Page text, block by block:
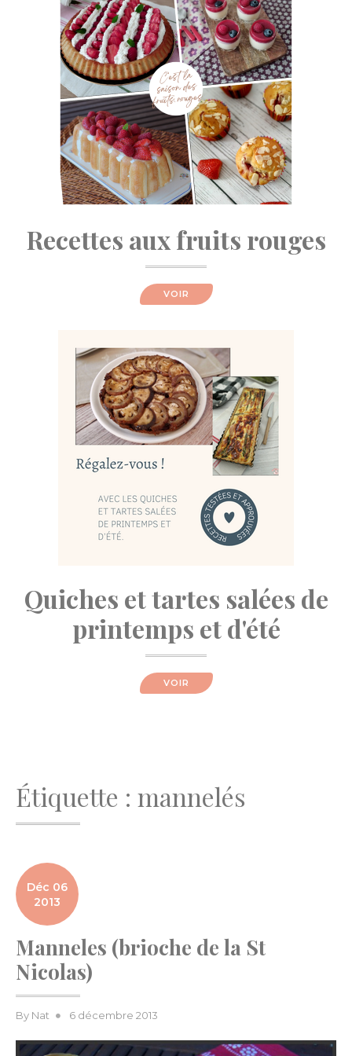
Recettes aux fruits rouges
VOIR
Quiches et tartes salées de
printemps et d'été
VOIR
Étiquette : mannelés
Déc 06
2013
Manneles (brioche de la St
Nicolas)
By Nat
Posted
6 décembre 2013